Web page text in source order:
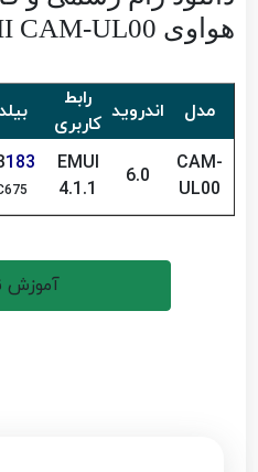
هواوی Y6II CAM-UL00
مدل اندروید
رابط
کاربری
CAM-
UL00
6.0
EMUI
4.1.1
183